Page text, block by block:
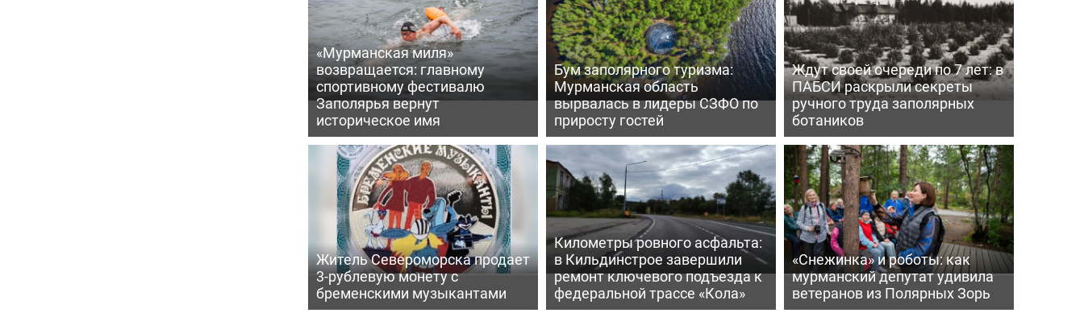
«Мурманская миля»
возвращается: главному
спортивному фестивалю
Заполярья вернут
историческое имя
Бум заполярного туризма:
Мурманская область
вырвалась в лидеры СЗФО по
приросту гостей
Ждут своей очереди по 7 лет: в
ПАБСИ раскрыли секреты
ручного труда заполярных
ботаников
Житель Североморска продает
3-рублевую монету с
бременскими музыкантами
Километры ровного асфальта:
в Кильдинстрое завершили
ремонт ключевого подъезда к
федеральной трассе «Кола»
«Снежинка» и роботы: как
мурманский депутат удивила
ветеранов из Полярных Зорь